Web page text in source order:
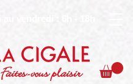
Faites-vous plaisir